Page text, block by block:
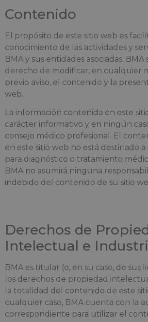
Contenido
El propósito de este sitio web es
conocimiento de las actividades y
BMA y sus entidades asociadas. BMA
derecho de modificar, en cualquier
previo aviso, el contenido y la
web.
La información contenida en este
carácter informativo y en ningún
consejo médico profesional. El
en este sitio web no está destinado
para diagnóstico o tratamiento
BMA no asumirá ninguna
indebido del contenido de su sitio
Derechos de
Intelectual e
BMA es titular (o, en su caso, de sus
los derechos de propiedad
la totalidad del contenido de este
cualquier caso, BMA cuenta con la
correspondiente para utilizar el